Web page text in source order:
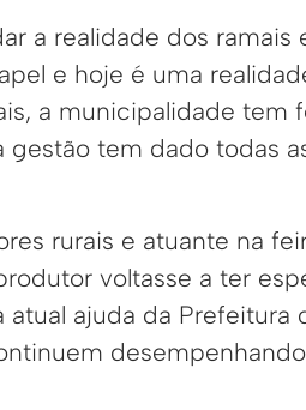
a realidade dos ramais
e hoje é uma
a municipalidade tem
gestão tem dado todas
rurais e atuante na
voltasse a ter
ajuda da Prefeitura